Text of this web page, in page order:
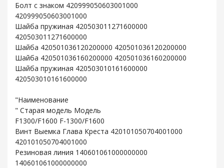
Болт с знаком 420999050603001000
420999050603001000
Шайба пружиная 420503011271600000
420503011271600000
Шайба 420501036120200000 420501036120200000
Шайба 420501036160200000 420501036160200000
Шайба пружиная 420503010161600000
420503010161600000
"Наименование
" Старая модель Модель
F1300/F1600 F-1300/F1600
Винт Выемка Глава Креста 420101050704001000
420101050704001000
Резиновая линия 140601061000000000
140601061000000000